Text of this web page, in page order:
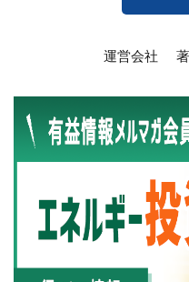
運営会社